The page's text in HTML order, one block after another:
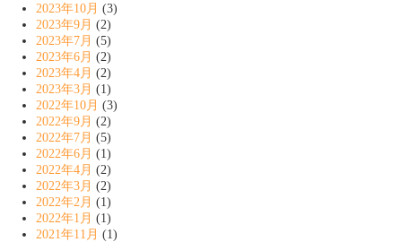
2023年10月 (3)
2023年9月 (2)
2023年7月 (5)
2023年6月 (2)
2023年4月 (2)
2023年3月 (1)
2022年10月 (3)
2022年9月 (2)
2022年7月 (5)
2022年6月 (1)
2022年4月 (2)
2022年3月 (2)
2022年2月 (1)
2022年1月 (1)
2021年11月 (1)